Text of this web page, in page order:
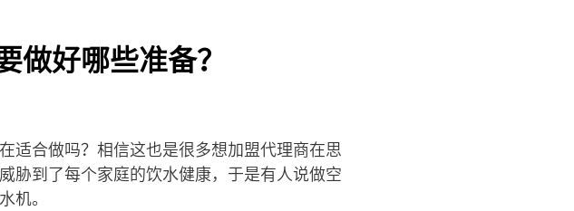
做好哪些准备？
适合做吗？相信这也是很多想加盟代理商在思
胁到了每个家庭的饮水健康，于是有人说做空
机。